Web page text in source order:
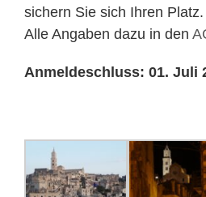
sichern Sie sich Ihren Platz.
Alle Angaben dazu in den
Anmeldeschluss: 01. Juli